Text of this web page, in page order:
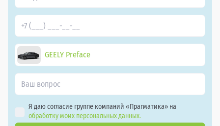
GEELY Preface
Я даю согласие группе компаний «Прагматика» на
обработку моих персональных данных.